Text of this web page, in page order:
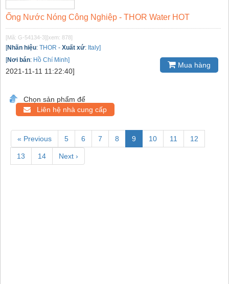
Ống Nước Nóng Công Nghiệp - THOR Water HOT
[Mã: G-54134-3][xem: 878]
[Nhãn hiệu: THOR - Xuất xứ: Italy]
[Nơi bán: Hồ Chí Minh]
2021-11-11 11:22:40]
Mua hàng
Chọn sản phẩm để
Liên hệ nhà cung cấp
« Previous 5 6 7 8 9 10 11 12
13 14 Next ›